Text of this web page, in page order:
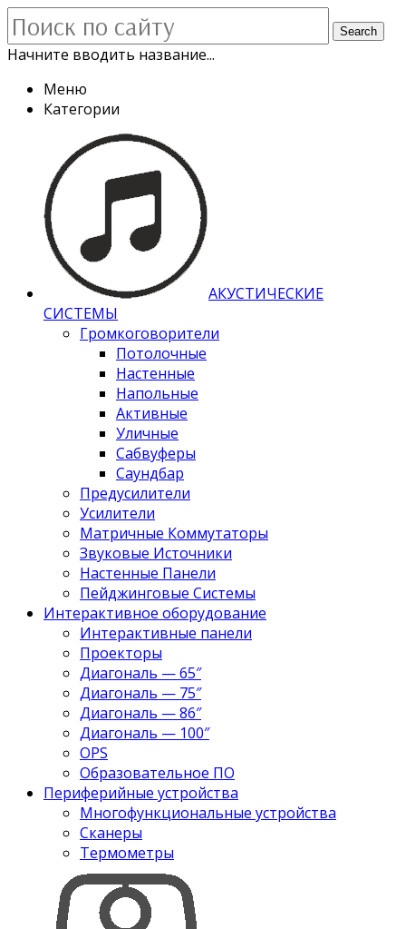
Search
Начните вводить название...
Меню
Категории
АКУСТИЧЕСКИЕ
СИСТЕМЫ
Громкоговорители
Потолочные
Настенные
Напольные
Активные
Уличные
Сабвуферы
Саундбар
Предусилители
Усилители
Матричные Коммутаторы
Звуковые Источники
Настенные Панели
Пейджинговые Системы
Интерактивное оборудование
Интерактивные панели
Проекторы
Диагональ — 65″
Диагональ — 75″
Диагональ — 86″
Диагональ — 100″
OPS
Образовательное ПО
Периферийные устройства
Многофункциональные устройства
Сканеры
Термометры